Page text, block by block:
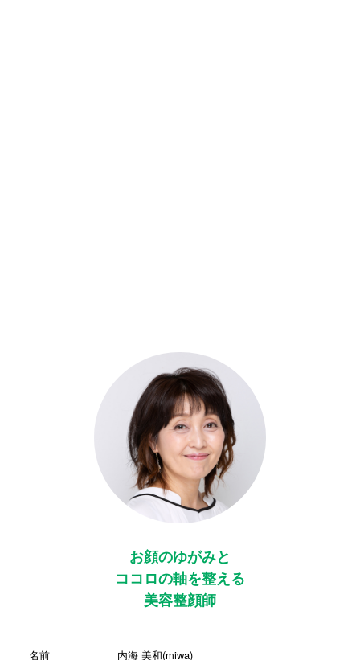
お顔のゆがみと
ココロの軸を整える
美容整顔師
名前 内海 美和(miwa)